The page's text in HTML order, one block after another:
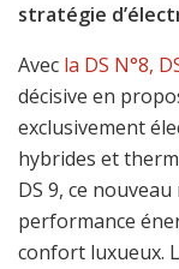
stratégie
Avec la DS N°8,
décisive en
exclusivement
hybrides et
DS 9, ce
performance
confort luxueux.